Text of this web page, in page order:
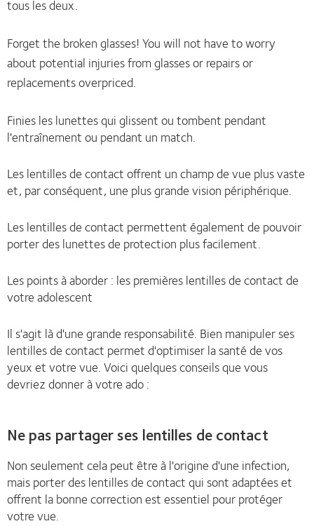
tous les deux.
Forget the broken glasses!You will not have to worry
about potential injuries from glasses or repairs or
replacements overpriced.
Finies les lunettes qui glissent ou tombent pendant
l'entraînement ou pendant un match.
Les lentilles de contact offrent un champ de vue plus vaste
et, par conséquent, une plus grande vision périphérique.
Les lentilles de contact permettent également de pouvoir
porter des lunettes de protection plus facilement.
Les points à aborder : les premières lentilles de contact de
votre adolescent
Il s'agit là d'une grande responsabilité. Bien manipuler ses
lentilles de contact permet d'optimiser la santé de vos
yeux et votre vue. Voici quelques conseils que vous
devriez donner à votre ado :
Ne pas partager ses lentilles de contact
Non seulement cela peut être à l'origine d'une infection,
mais porter des lentilles de contact qui sont adaptées et
offrent la bonne correction est essentiel pour protéger
votre vue.